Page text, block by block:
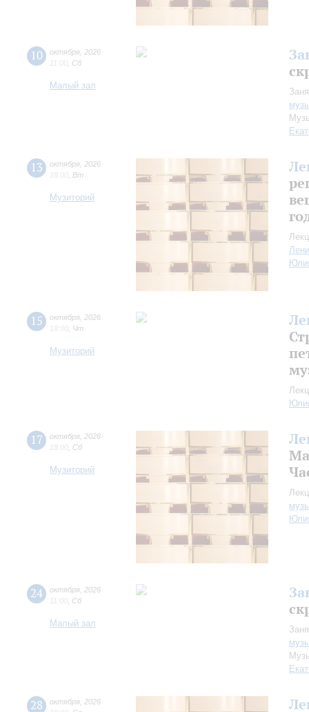
10 октября 2026
11:00 Сб
Малый зал
13 октября 2026
18:00 Вт
Музиторий
15 октября 2026
18:00 Чт
Музиторий
17 октября 2026
18:00 Сб
Музиторий
24 октября 2026
11:00 Сб
Малый зал
28 октября 2026